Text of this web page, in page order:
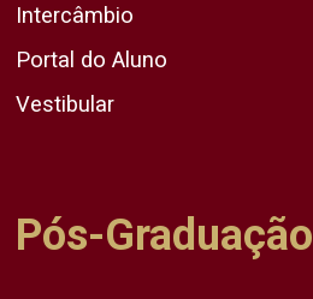
Intercâmbio
Portal do Aluno
Vestibular
Pós-Graduação